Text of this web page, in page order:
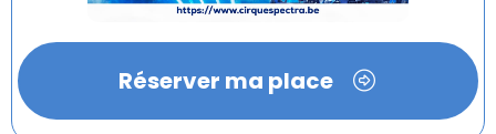
Réserver ma place